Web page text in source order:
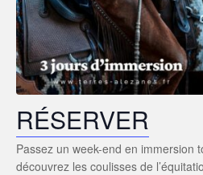
RÉSERVER
Passez un week-end en immersion
découvrez les coulisses de